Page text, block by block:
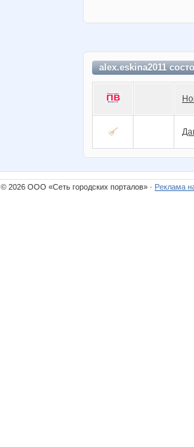
alex.eskina2011
© 2026 ООО «Сеть городских порталов» · Реклама